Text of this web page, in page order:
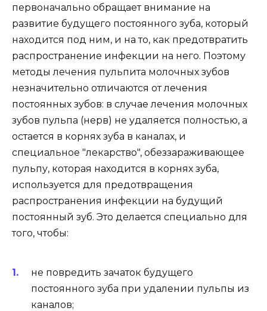
первоначально обращает внимание на
развитие будущего постоянного зуба, который
находится под ним, и на то, как предотвратить
распространение инфекции на него. Поэтому
методы лечения пульпита молочных зубов
незначительно отличаются от лечения
постоянных зубов: в случае лечения молочных
зубов пульпа (нерв) не удаляется полностью, а
остается в корнях зуба в каналах, и
специальное "лекарство", обеззараживающее
пульпу, которая находится в корнях зуба,
используется для предотвращения
распространения инфекции на будущий
постоянный зуб. Это делается специально для
того, чтобы:
не повредить зачаток будущего
постоянного зуба при удалении пульпы из
каналов;